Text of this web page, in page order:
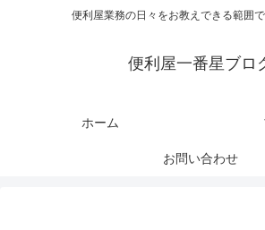
便利屋業務の日々をお教えできる範囲
便利屋一番星ブロ
ホーム
お問い合わせ